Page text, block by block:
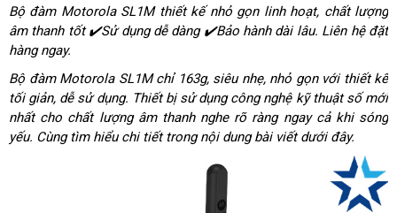
Trọn bộ cấu hình máy Anten; Sách hướng dẫn;Móc
Cự li liên lạc (km) 1 - 5 (tuỳ theo vật cản)
Bộ đàm Motorola SL1M thiết kế nhỏ gọn linh hoạt, chất lượng
âm thanh tốt ✔️Sử dụng dễ dàng ✔️Bảo hành dài lâu. Liên hệ đặt
hàng ngay.
Bộ đàm Motorola SL1M chỉ 163g, siêu nhẹ, nhỏ gọn với thiết kế
tối giản, dễ sử dụng. Thiết bị sử dụng công nghệ kỹ thuật số mới
nhất cho chất lượng âm thanh nghe rõ ràng ngay cả khi sóng
yếu. Cùng tìm hiểu chi tiết trong nội dung bài viết dưới đây.